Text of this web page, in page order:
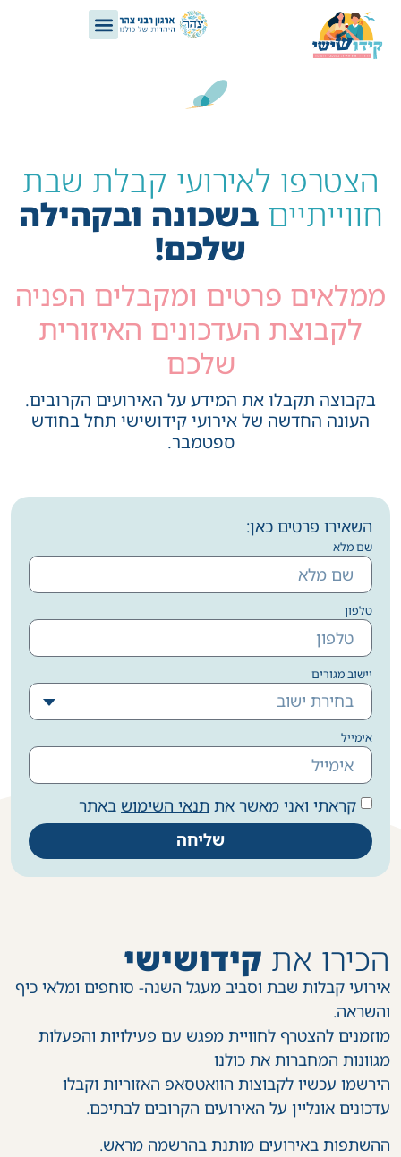
הצטרפו לאירועי קבלת שבת
חווייתייםבשכונה ובקהילה
שלכם!
ממלאים פרטים ומקבלים הפניה
לקבוצת העדכונים האיזורית
שלכם
בקבוצה תקבלו את המידע על האירועים הקרובים.
העונה החדשה של אירועי קידושישי תחל בחודש
ספטמבר.
השאירו פרטים כאן:
שם מלא
טלפון
יישוב מגורים
בחירת ישוב
אימייל
קראתי ואני מאשר את תנאי השימוש באתר
שליחה
הכירו את קידושישי
אירועי קבלות שבת וסביב מעגל השנה- סוחפים ומלאי כיף
והשראה.
מוזמנים להצטרף לחוויית מפגש עם פעילויות והפעלות
מגוונות המחברות את כולנו
הירשמו עכשיו לקבוצות הוואטסאפ האזוריות וקבלו
עדכונים אונליין על האירועים הקרובים לבתיכם.
ההשתפות באירועים מותנת בהרשמה מראש.